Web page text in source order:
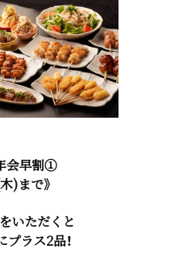
会早割①
)まで》
いただくと
ラス2品！